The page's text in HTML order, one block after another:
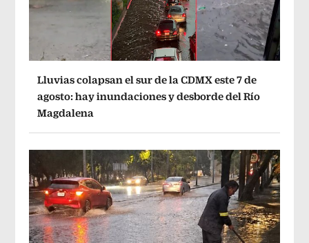
Lluvias colapsan el sur de la CDMX este 7 de
agosto: hay inundaciones y desborde del Río
Magdalena